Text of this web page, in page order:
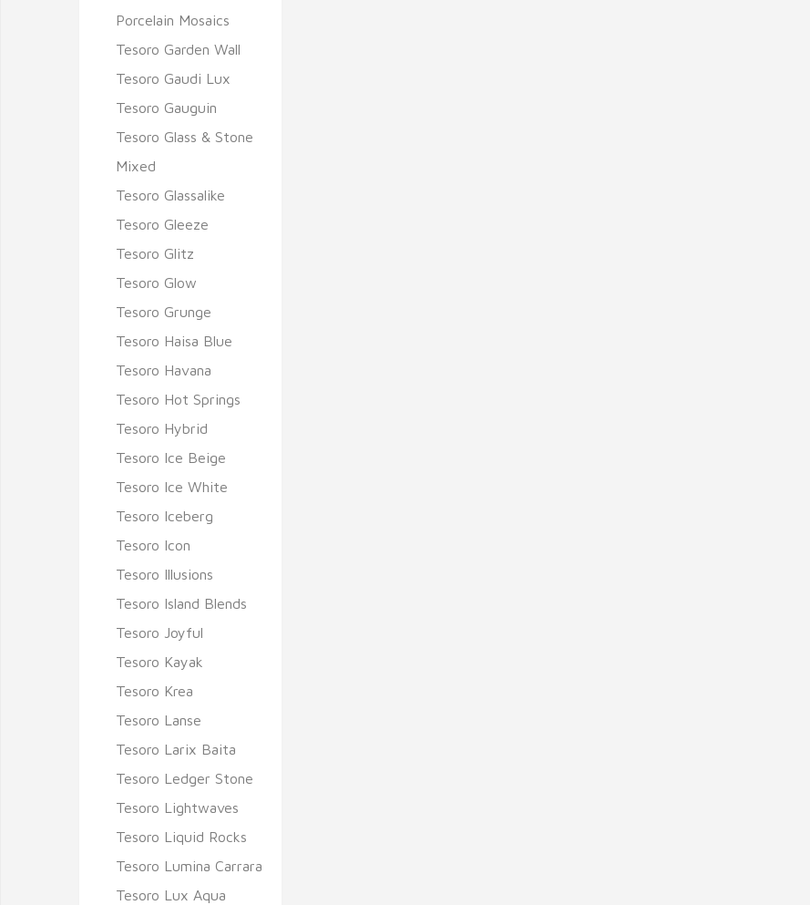
Porcelain Mosaics
Tesoro Garden Wall
Tesoro Gaudi Lux
Tesoro Gauguin
Tesoro Glass & Stone
Mixed
Tesoro Glassalike
Tesoro Gleeze
Tesoro Glitz
Tesoro Glow
Tesoro Grunge
Tesoro Haisa Blue
Tesoro Havana
Tesoro Hot Springs
Tesoro Hybrid
Tesoro Ice Beige
Tesoro Ice White
Tesoro Iceberg
Tesoro Icon
Tesoro Illusions
Tesoro Island Blends
Tesoro Joyful
Tesoro Kayak
Tesoro Krea
Tesoro Lanse
Tesoro Larix Baita
Tesoro Ledger Stone
Tesoro Lightwaves
Tesoro Liquid Rocks
Tesoro Lumina Carrara
Tesoro Lux Aqua